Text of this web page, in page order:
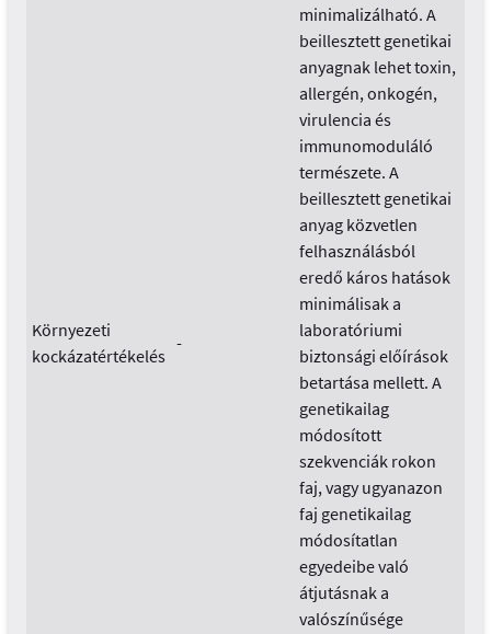
Környezeti
kockázatértékelés
-
minimalizálható. A
beillesztett genetikai
anyagnak lehet toxin,
allergén, onkogén,
virulencia és
immunomoduláló
természete. A
beillesztett genetikai
anyag közvetlen
felhasználásból
eredő káros hatások
minimálisak a
laboratóriumi
biztonsági előírások
betartása mellett. A
genetikailag
módosított
szekvenciák rokon
faj, vagy ugyanazon
faj genetikailag
módosítatlan
egyedeibe való
átjutásnak a
valószínűsége